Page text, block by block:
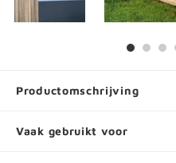
Productomschrijving
Vaak gebruikt voor